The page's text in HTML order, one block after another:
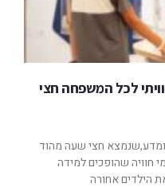
לכל המשפחה חצי
ומדע,שנמצא חצי שעה מהוד
חוויה שהופכים למידה
הילדים אחורה